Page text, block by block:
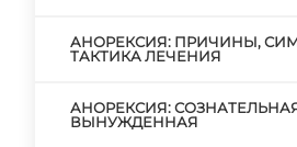
АНОРЕКСИЯ: ПРИЧИНЫ,
ТАКТИКА ЛЕЧЕНИЯ
АНОРЕКСИЯ:
ВЫНУЖДЕННАЯ